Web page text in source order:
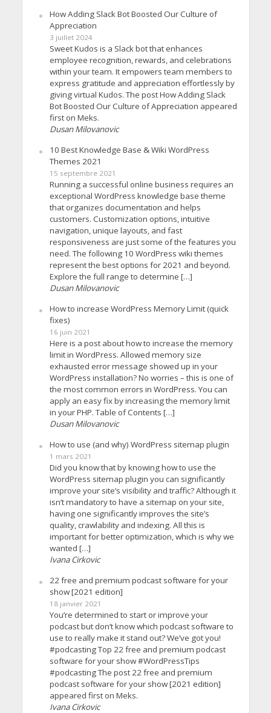
How Adding Slack Bot Boosted Our Culture of
Appreciation
3 juillet 2024
Sweet Kudos is a Slack bot that enhances
employee recognition, rewards, and celebrations
within your team. It empowers team members to
express gratitude and appreciation effortlessly by
giving virtual Kudos. The post How Adding Slack
Bot Boosted Our Culture of Appreciation appeared
first on Meks.
Dusan Milovanovic
10 Best Knowledge Base & Wiki WordPress
Themes 2021
15 septembre 2021
Running a successful online business requires an
exceptional WordPress knowledge base theme
that organizes documentation and helps
customers. Customization options, intuitive
navigation, unique layouts, and fast
responsiveness are just some of the features you
need. The following 10 WordPress wiki themes
represent the best options for 2021 and beyond.
Explore the full range to determine […]
Dusan Milovanovic
How to increase WordPress Memory Limit (quick
fixes)
16 juin 2021
Here is a post about how to increase the memory
limit in WordPress. Allowed memory size
exhausted error message showed up in your
WordPress installation? No worries – this is one of
the most common errors in WordPress. You can
apply an easy fix by increasing the memory limit
in your PHP. Table of Contents […]
Dusan Milovanovic
How to use (and why) WordPress sitemap plugin
1 mars 2021
Did you know that by knowing how to use the
WordPress sitemap plugin you can significantly
improve your site’s visibility and traffic? Although it
isn’t mandatory to have a sitemap on your site,
having one significantly improves the site’s
quality, crawlability and indexing. All this is
important for better optimization, which is why we
wanted […]
Ivana Cirkovic
22 free and premium podcast software for your
show [2021 edition]
18 janvier 2021
You’re determined to start or improve your
podcast but don’t know which podcast software to
use to really make it stand out? We’ve got you!
#podcasting Top 22 free and premium podcast
software for your show #WordPressTips
#podcasting The post 22 free and premium
podcast software for your show [2021 edition]
appeared first on Meks.
Ivana Cirkovic